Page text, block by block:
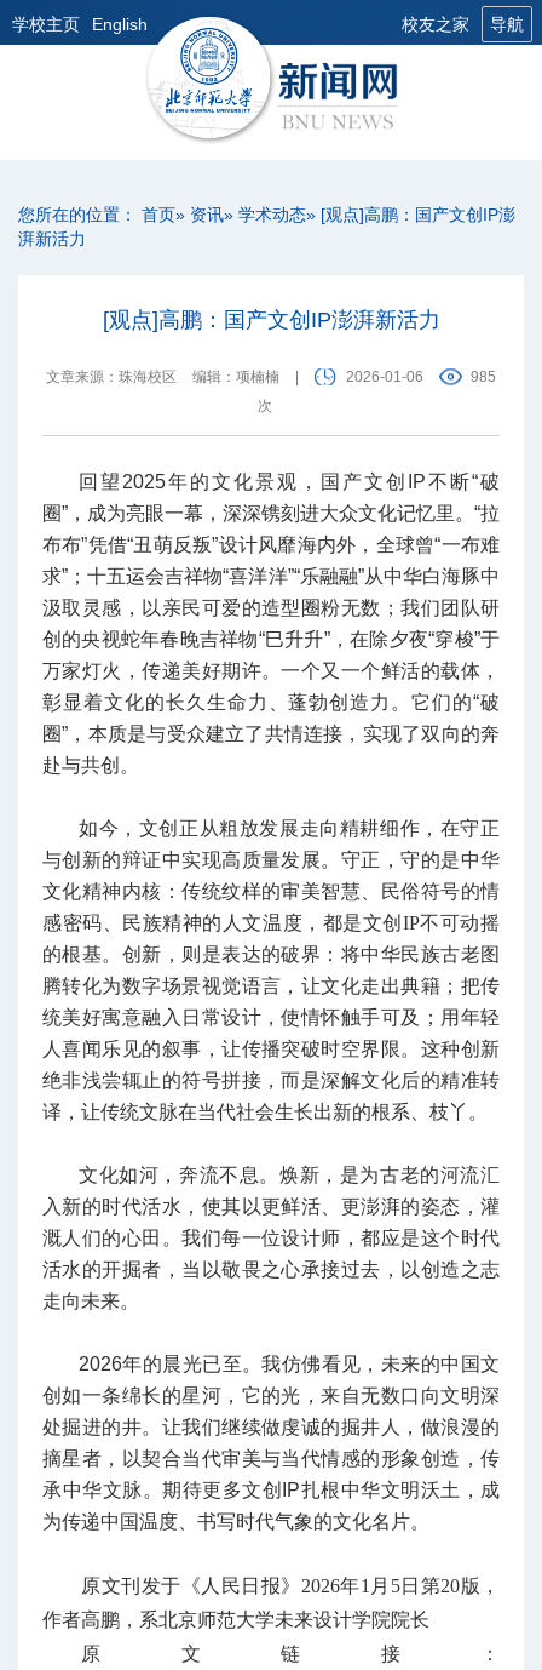
学校主页 English 校友之家 导航
您所在的位置： 首页» 资讯» 学术动态» [观点]高鹏：国产文创IP澎
湃新活力
[观点]高鹏：国产文创IP澎湃新活力
文章来源：珠海校区 编辑：项楠楠 2026-01-06
985
次
回望2025年的文化景观，国产文创IP不断“破
圈”，成为亮眼一幕，深深镌刻进大众文化记忆里。“拉
布布”凭借“丑萌反叛”设计风靡海内外，全球曾“一布难
求”；十五运会吉祥物“喜洋洋”“乐融融”从中华白海豚中
汲取灵感，以亲民可爱的造型圈粉无数；我们团队研
创的央视蛇年春晚吉祥物“巳升升”，在除夕夜“穿梭”于
万家灯火，传递美好期许。一个又一个鲜活的载体，
彰显着文化的长久生命力、蓬勃创造力。它们的“破
圈”，本质是与受众建立了共情连接，实现了双向的奔
赴与共创。
如今，文创正从粗放发展走向精耕细作，在守正
与创新的辩证中实现高质量发展。守正，守的是中华
文化精神内核：传统纹样的审美智慧、民俗符号的情
感密码、民族精神的人文温度，都是文创IP不可动摇
的根基。创新，则是表达的破界：将中华民族古老图
腾转化为数字场景视觉语言，让文化走出典籍；把传
统美好寓意融入日常设计，使情怀触手可及；用年轻
人喜闻乐见的叙事，让传播突破时空界限。这种创新
绝非浅尝辄止的符号拼接，而是深解文化后的精准转
译，让传统文脉在当代社会生长出新的根系、枝丫。
文化如河，奔流不息。焕新，是为古老的河流汇
入新的时代活水，使其以更鲜活、更澎湃的姿态，灌
溉人们的心田。我们每一位设计师，都应是这个时代
活水的开掘者，当以敬畏之心承接过去，以创造之志
走向未来。
2026年的晨光已至。我仿佛看见，未来的中国文
创如一条绵长的星河，它的光，来自无数口向文明深
处掘进的井。让我们继续做虔诚的掘井人，做浪漫的
摘星者，以契合当代审美与当代情感的形象创造，传
承中华文脉。期待更多文创IP扎根中华文明沃土，成
为传递中国温度、书写时代气象的文化名片。
原文刊发于《人民日报》2026年1月5日第20版，
作者高鹏，系北京师范大学未来设计学院院长
原文链接：